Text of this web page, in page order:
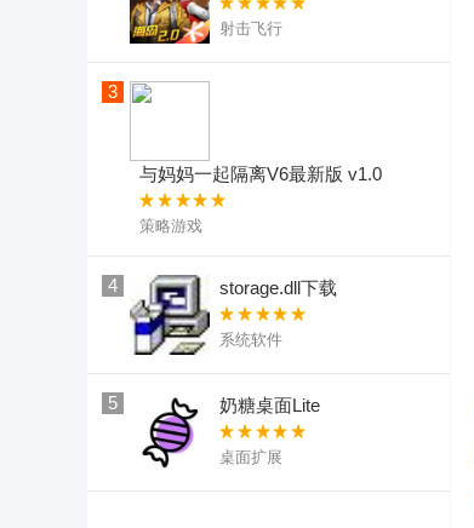
射击飞行
3
与妈妈一起隔离V6最新版 v1.0
策略游戏
4 storage.dll下载
系统软件
5 奶糖桌面Lite
桌面扩展